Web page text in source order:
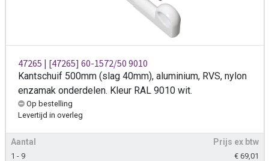
47265 | [47265] 60-1572/50 9010
Kantschuif 500mm (slag 40mm), aluminium, RVS, nylon
enzamak onderdelen. Kleur RAL 9010 wit.
Op bestelling
Levertijd in overleg
Aantal Prijs ex btw
1 - 9 € 69,01